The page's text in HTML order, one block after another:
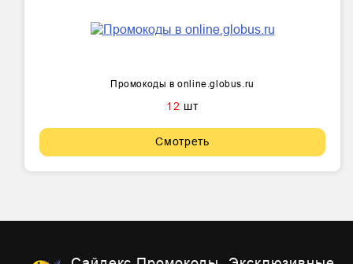
Промокоды в online.globus.ru
12 шт
Смотреть